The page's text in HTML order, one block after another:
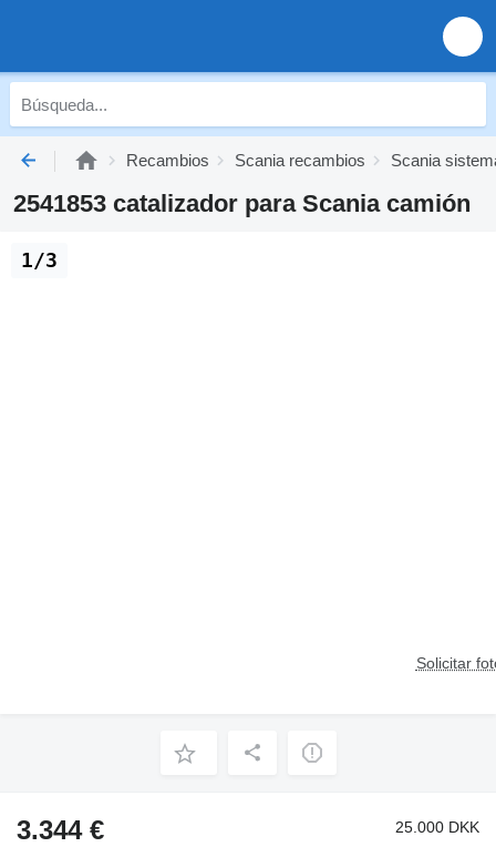
Recambios Scania recambios Scania
2541853 catalizador para Scania camión
Solicitar
1/3
3.344 € 25.000 DKK